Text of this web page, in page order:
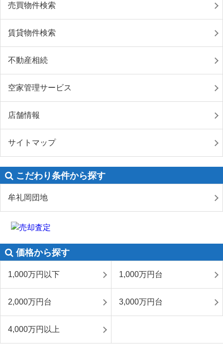
売買物件検索
賃貸物件検索
不動産相続
空家管理サービス
店舗情報
サイトマップ
こだわり条件から探す
牟礼岡団地
価格から探す
1,000万円以下 1,000万円台
2,000万円台 3,000万円台
4,000万円以上